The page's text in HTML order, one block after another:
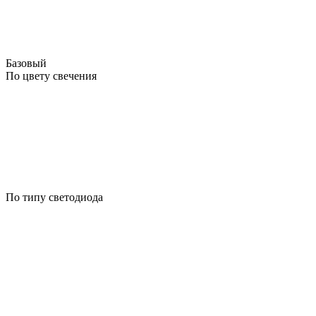
Базовый
По цвету свечения
По типу светодиода